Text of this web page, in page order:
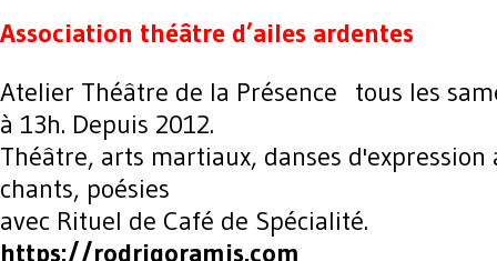
Association théâtre d’ailes ardentes
Atelier Théâtre de la Présence tous les
à 13h. Depuis 2012.
Théâtre, arts martiaux, danses d'expression
chants, poésies
avec Rituel de Café de Spécialité.
https://rodrigoramis.com